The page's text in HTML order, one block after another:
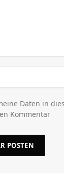
Daten in
Kommentar